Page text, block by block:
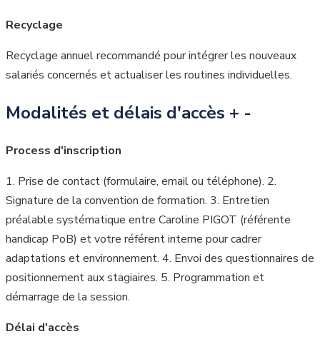
Recyclage
Recyclage annuel recommandé pour intégrer les nouveaux
salariés concernés et actualiser les routines individuelles.
Modalités et délais d'accès + -
Process d'inscription
1. Prise de contact (formulaire, email ou téléphone). 2.
Signature de la convention de formation. 3. Entretien
préalable systématique entre Caroline PIGOT (référente
handicap PoB) et votre référent interne pour cadrer
adaptations et environnement. 4. Envoi des questionnaires de
positionnement aux stagiaires. 5. Programmation et
démarrage de la session.
Délai d'accès